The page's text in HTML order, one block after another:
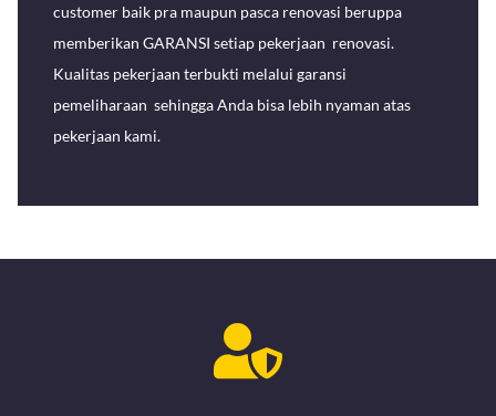
customer baik pra maupun pasca renovasi beruppa
memberikan GARANSI setiap pekerjaan renovasi.
Kualitas pekerjaan terbukti melalui garansi
pemeliharaan sehingga Anda bisa lebih nyaman atas
pekerjaan kami.